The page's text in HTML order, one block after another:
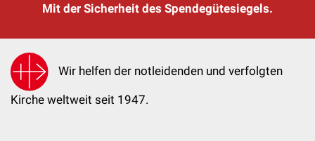
Mit der Sicherheit des Spendegütesiegels.
Wir helfen der notleidenden und verfolgten
Kirche weltweit seit 1947.